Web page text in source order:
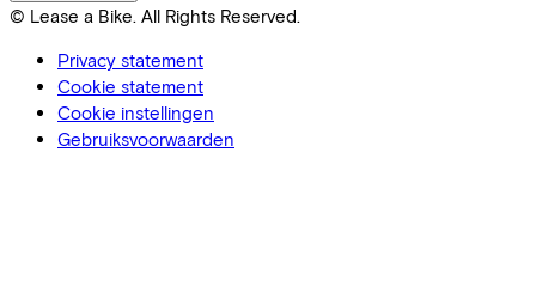
© Lease a Bike. All Rights Reserved.
Privacy statement
Cookie statement
Cookie instellingen
Gebruiksvoorwaarden